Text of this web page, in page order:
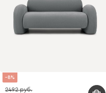
8
2492